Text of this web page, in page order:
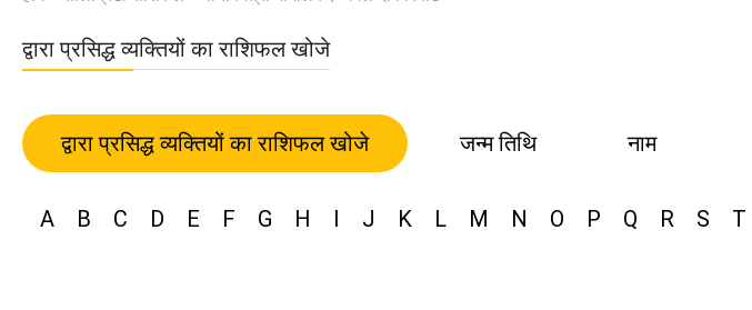
द्वारा प्रसिद्ध व्यक्तियों का राशिफल खोजे
द्वारा प्रसिद्ध व्यक्तियों का राशिफल खोजे जन्म तिथि नाम
A B C D E F G H I J K L M N O P Q R S T